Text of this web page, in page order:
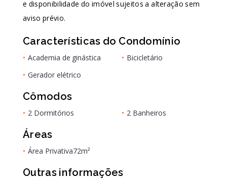
e disponibilidade do imóvel sujeitos a alteração sem
aviso prévio.
Características do Condomínio
• Academia de ginástica • Bicicletário
• Gerador elétrico
Cômodos
• 2 Dormitórios • 2 Banheiros
Áreas
• Área Privativa72m²
Outras informações